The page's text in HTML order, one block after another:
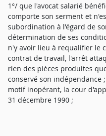
1°/ que l'avocat salarié
comporte son serment et
subordination à l'égard de
détermination de ses
n'y avoir lieu à requalifier le
contrat de travail, l'arrêt
rien des pièces produites
conservé son indépendance
motif inopérant, la cour
31 décembre 1990 ;